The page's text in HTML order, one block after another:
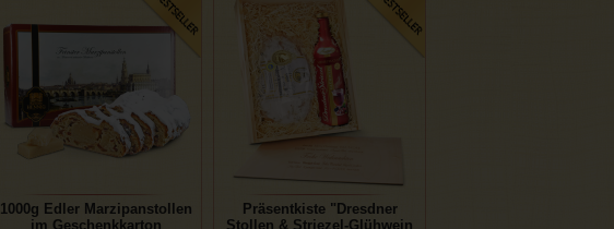
1000g Edler Marzipanstollen
im Geschenkkarton
Präsentkiste "Dresdner
Stollen & Striezel-Glühwein